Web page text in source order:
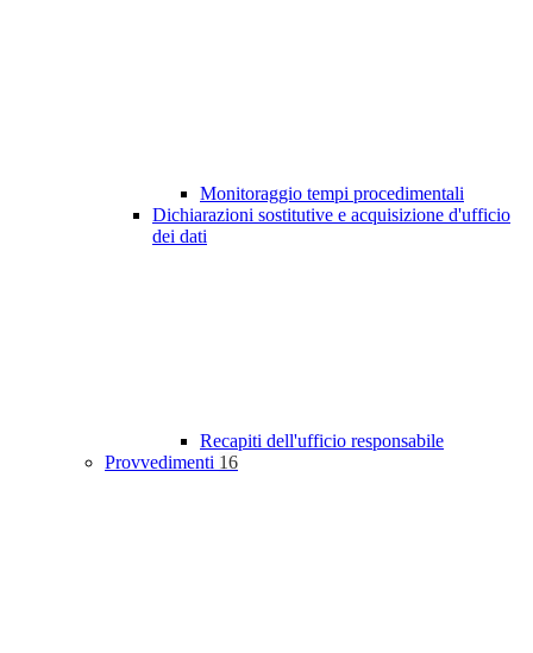
Monitoraggio tempi procedimentali
Dichiarazioni sostitutive e acquisizione d'ufficio
dei dati
Recapiti dell'ufficio responsabile
Provvedimenti 16